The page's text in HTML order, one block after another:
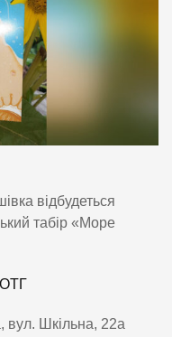
відбудеться
табір «Море
ОТГ
вул. Шкільна, 22а